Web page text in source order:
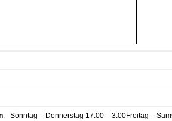
: Sonntag – Donnerstag 17:00 – 3:00Freitag –